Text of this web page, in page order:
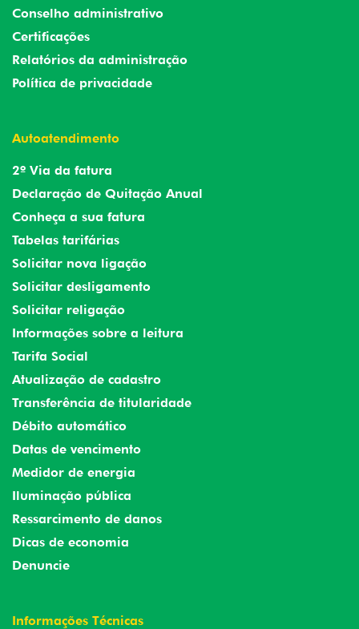
Conselho administrativo
Certificações
Relatórios da administração
Política de privacidade
Autoatendimento
2º Via da fatura
Declaração de Quitação Anual
Conheça a sua fatura
Tabelas tarifárias
Solicitar nova ligação
Solicitar desligamento
Solicitar religação
Informações sobre a leitura
Tarifa Social
Atualização de cadastro
Transferência de titularidade
Débito automático
Datas de vencimento
Medidor de energia
Iluminação pública
Ressarcimento de danos
Dicas de economia
Denuncie
Informações Técnicas